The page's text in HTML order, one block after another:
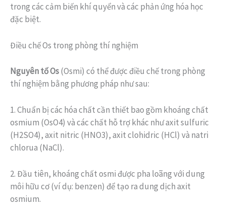
trong các cảm biến khí quyển và các phản ứng hóa học
đặc biệt.
Điều chế Os trong phòng thí nghiệm
Nguyên tố Os(Osmi) có thể được điều chế trong phòng
thí nghiệm bằng phương pháp như sau:
1. Chuẩn bị các hóa chất cần thiết bao gồm khoáng chất
osmium (OsO4) và các chất hỗ trợ khác như axit sulfuric
(H2SO4), axit nitric (HNO3), axit clohidric (HCl) và natri
chlorua (NaCl).
2. Đầu tiên, khoáng chất osmi được pha loãng với dung
môi hữu cơ (ví dụ: benzen) để tạo ra dung dịch axit
osmium.